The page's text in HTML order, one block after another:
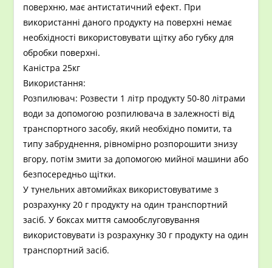
поверхню, має антистатичний ефект. При
використанні даного продукту на поверхні немає
необхідності використовувати щітку або губку для
обробки поверхні.
Каністра 25кг
Використання:
Розпилювач: Розвести 1 літр продукту 50-80 літрами
води за допомогою розпилювача в залежності від
транспортного засобу, який необхідно помити, та
типу забруднення, рівномірно розпорошити знизу
вгору, потім змити за допомогою мийної машини або
безпосередньо щітки.
У тунельних автомийках використовуватиме з
розрахунку 20 г продукту на один транспортний
засіб. У боксах миття самообслуговування
використовувати із розрахунку 30 г продукту на один
транспортний засіб.